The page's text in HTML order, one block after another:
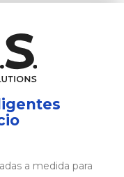
a medida para